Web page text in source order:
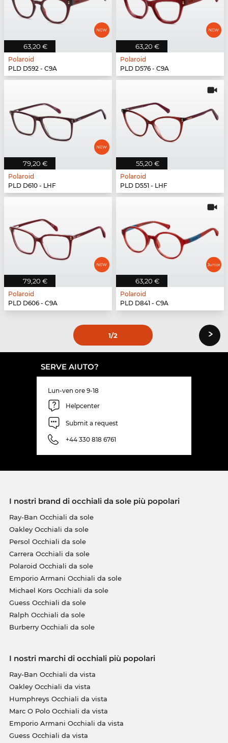
63,20 €
Polaroid
PLD D592 - C9A
63,20 €
Polaroid
PLD D576 - C9A
79,20 €
Polaroid
PLD D610 - LHF
55,20 €
Polaroid
PLD D551 - LHF
79,20 €
Polaroid
PLD D606 - C9A
63,20 €
Polaroid
PLD D841 - C9A
1/2 ›
SERVE AIUTO?
Lun-ven ore 9-18
Helpcenter
Submit a request
+44 330 818 6761
I nostri brand di occhiali da sole più popolari
Ray-Ban Occhiali da sole
Oakley Occhiali da sole
Persol Occhiali da sole
Carrera Occhiali da sole
Polaroid Occhiali da sole
Emporio Armani Occhiali da sole
Michael Kors Occhiali da sole
Guess Occhiali da sole
Ralph Occhiali da sole
Burberry Occhiali da sole
I nostri marchi di occhiali più popolari
Ray-Ban Occhiali da vista
Oakley Occhiali da vista
Humphreys Occhiali da vista
Marc O Polo Occhiali da vista
Emporio Armani Occhiali da vista
Guess Occhiali da vista